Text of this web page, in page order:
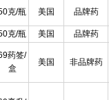
克/瓶 美国 品牌药
克/瓶 美国 品牌药
药签/
盒
美国 非品牌药